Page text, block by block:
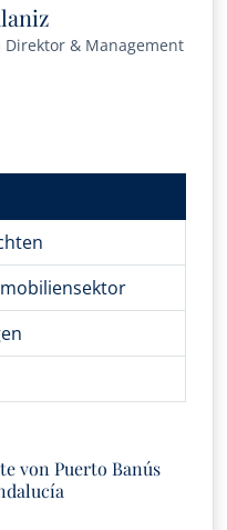
Direktor & Management
von Puerto Banús